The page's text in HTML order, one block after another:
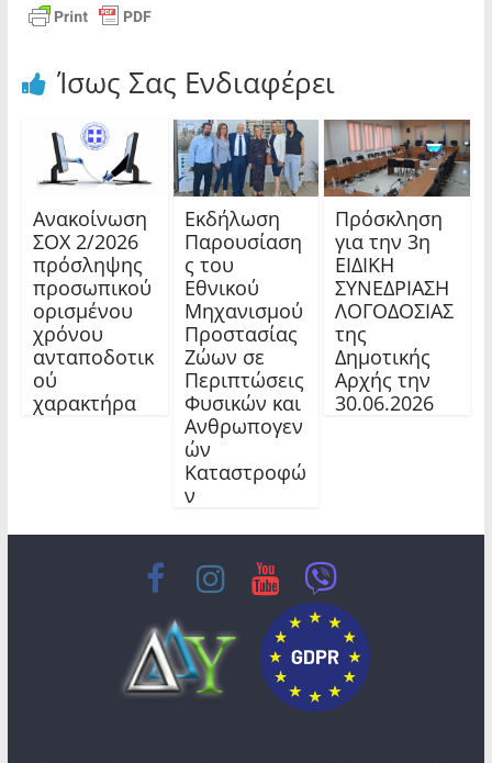
Ίσως Σας Ενδιαφέρει
Ανακοίνωση
ΣΟΧ 2/2026
πρόσληψης
προσωπικού
ορισμένου
χρόνου
ανταποδοτικ
ού
χαρακτήρα
Εκδήλωση
Παρουσίαση
ς του
Εθνικού
Μηχανισμού
Προστασίας
Ζώων σε
Περιπτώσεις
Φυσικών και
Ανθρωπογεν
ών
Καταστροφώ
ν
Πρόσκληση
για την 3η
ΕΙΔΙΚΗ
ΣΥΝΕΔΡΙΑΣΗ
ΛΟΓΟΔΟΣΙΑΣ
της
Δημοτικής
Αρχής την
30.06.2026